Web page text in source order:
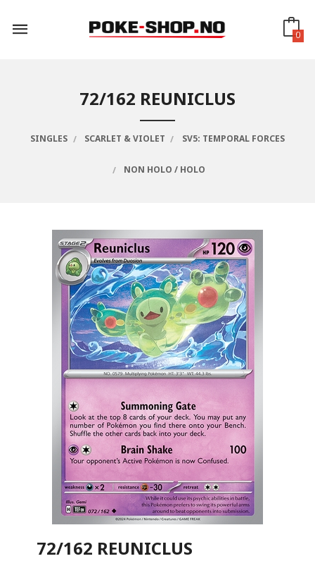
innholdet
0
72/162 REUNICLUS
SINGLES SCARLET & VIOLET SV5: TEMPORAL FORCES
NON HOLO / HOLO
72/162 REUNICLUS